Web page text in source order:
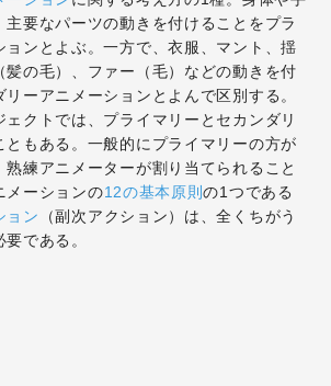
主要なパーツの動きを付けることをプラ
ョンとよぶ。一方で、衣服、マント、揺
髪の毛）、ファー（毛）などの動きを付
ーアニメーションとよんで区別する。
クトでは、プライマリーとセカンダリ
ともある。一般的にプライマリーの方が
練アニメーターが割り当てられること
メーションの12の基本原則の1つである
ョン
（副次アクション）は、全くちがう
要である。